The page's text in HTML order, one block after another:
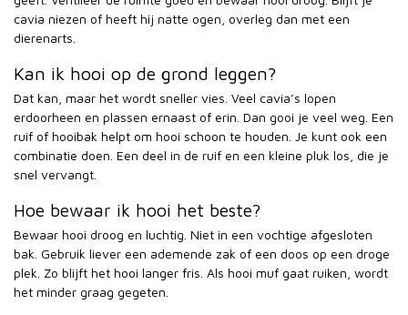
cavia niezen of heeft hij natte ogen, overleg dan met een
dierenarts.
Kan ik hooi op de grond leggen?
Dat kan, maar het wordt sneller vies. Veel cavia’s lopen
erdoorheen en plassen ernaast of erin. Dan gooi je veel weg. Een
ruif of hooibak helpt om hooi schoon te houden. Je kunt ook een
combinatie doen. Een deel in de ruif en een kleine pluk los, die je
snel vervangt.
Hoe bewaar ik hooi het beste?
Bewaar hooi droog en luchtig. Niet in een vochtige afgesloten
bak. Gebruik liever een ademende zak of een doos op een droge
plek. Zo blijft het hooi langer fris. Als hooi muf gaat ruiken, wordt
het minder graag gegeten.